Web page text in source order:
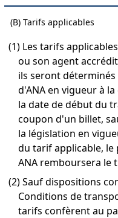
(B) Tarifs applicables
(1) Les tarifs
ou son agent
ils seront
d'ANA en vigueur à
la date de début du
coupon d'un billet,
la législation en
du tarif applicable, le
ANA remboursera le
(2) Sauf dispositions
Conditions de
tarifs confèrent au